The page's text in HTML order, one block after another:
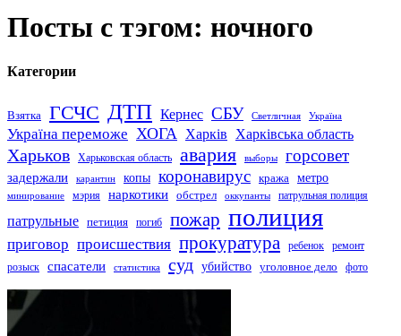
Посты с тэгом: ночного
Категории
Взятка ГСЧС ДТП Кернес СБУ Светличная Україна
Україна переможе ХОГА Харків Харківська область
Харьков Харьковская область авария выборы горсовет
задержали карантин копы коронавирус кража метро
минирование мэрия наркотики обстрел оккупанты патрульная полиция
патрульные петиция погиб пожар полиция
приговор происшествия прокуратура ребенок
ремонт
розыск
спасатели статистика суд убийство уголовное дело фото